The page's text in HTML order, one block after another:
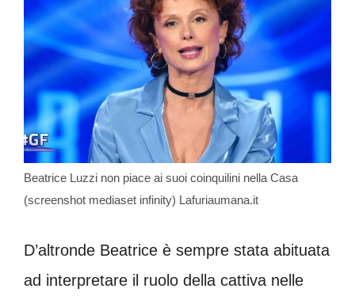
Beatrice Luzzi non piace ai suoi coinquilini nella Casa
(screenshot mediaset infinity) Lafuriaumana.it
D’altronde Beatrice è sempre stata abituata
ad interpretare il ruolo della cattiva nelle